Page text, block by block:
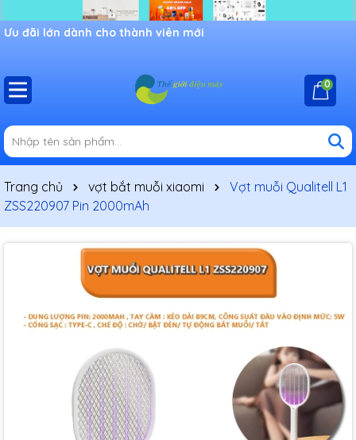
Ưu đãi lớn dành cho thành viên mới
0
Trang chủ vợt bắt muỗi xiaomi
Vợt muỗi Qualitell L1
ZSS220907 Pin 2000mAh